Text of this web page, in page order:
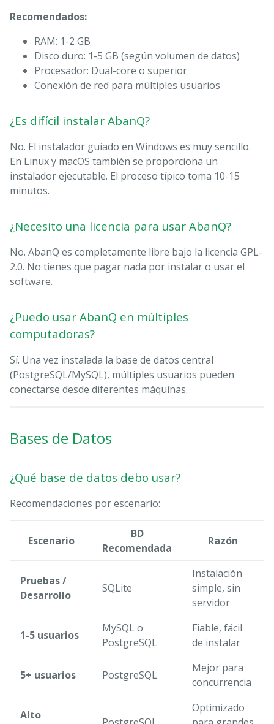
Recomendados:
RAM: 1-2 GB
Disco duro: 1-5 GB (según volumen de datos)
Procesador: Dual-core o superior
Conexión de red para múltiples usuarios
¿Es difícil instalar AbanQ?
No. El instalador guiado en Windows es muy sencillo.
En Linux y macOS también se proporciona un
instalador ejecutable. El proceso típico toma 10-15
minutos.
¿Necesito una licencia para usar AbanQ?
No. AbanQ es completamente libre bajo la licencia GPL-
2.0. No tienes que pagar nada por instalar o usar el
software.
¿Puedo usar AbanQ en múltiples
computadoras?
Sí. Una vez instalada la base de datos central
(PostgreSQL/MySQL), múltiples usuarios pueden
conectarse desde diferentes máquinas.
Bases de Datos
¿Qué base de datos debo usar?
Recomendaciones por escenario:
Escenario
BD
Recomendada
Razón
Pruebas /
Desarrollo
SQLite
Instalación
simple, sin
servidor
1-5 usuarios
MySQL o
PostgreSQL
Fiable, fácil
de instalar
5+ usuarios PostgreSQL
Mejor para
concurrencia
Alto
Optimizado